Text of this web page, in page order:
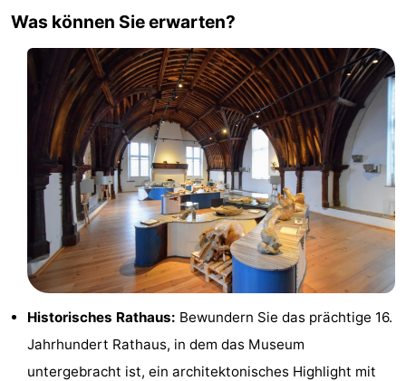
Ginsterveld
Julianahoeve
Livingstone
Greve
Zélande
Resort
Haamstede
Résidence
-
Schouwen
Was können Sie erwarten?
Historisches Rathaus: Bewundern Sie das prächtige 16.
Jahrhundert Rathaus, in dem das Museum
untergebracht ist, ein architektonisches Highlight mit